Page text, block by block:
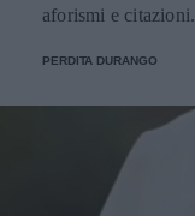
aforismi e citazioni.
PERDITA DURANGO